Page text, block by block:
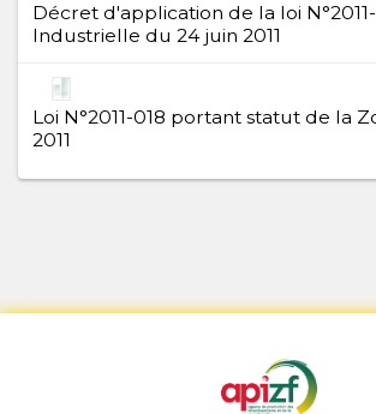
Décret d'application de la loi
Industrielle du 24 juin 2011
Loi N°2011-018 portant statut de la
2011